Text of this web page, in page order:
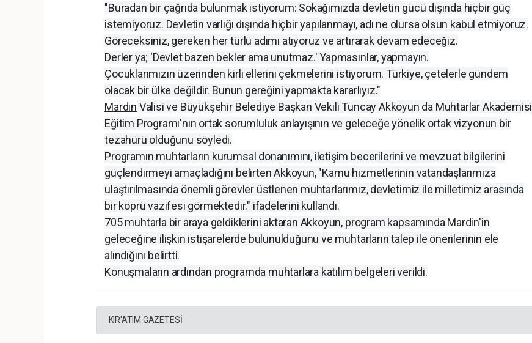
"Buradan bir çağrıda bulunmak istiyorum: Sokağımızda devletin gücü dışında hiçbir güç
istemiyoruz. Devletin varlığı dışında hiçbir yapılanmayı, adı ne olursa olsun kabul etmiyoruz.
Göreceksiniz, gereken her türlü adımı atıyoruz ve artırarak devam edeceğiz.
Derler ya; ‘Devlet bazen bekler ama unutmaz.' Yapmasınlar, yapmayın.
Çocuklarımızın üzerinden kirli ellerini çekmelerini istiyorum. Türkiye, çetelerle gündem
olacak bir ülke değildir. Bunun gereğini yapmakta kararlıyız."
Mardin Valisi ve Büyükşehir Belediye Başkan Vekili Tuncay Akkoyun da Muhtarlar Akademisi
Eğitim Programı'nın ortak sorumluluk anlayışının ve geleceğe yönelik ortak vizyonun bir
tezahürü olduğunu söyledi.
Programın muhtarların kurumsal donanımını, iletişim becerilerini ve mevzuat bilgilerini
güçlendirmeyi amaçladığını belirten Akkoyun, "Kamu hizmetlerinin vatandaşlarımıza
ulaştırılmasında önemli görevler üstlenen muhtarlarımız, devletimiz ile milletimiz arasında
bir köprü vazifesi görmektedir." ifadelerini kullandı.
705 muhtarla bir araya geldiklerini aktaran Akkoyun, program kapsamında Mardin'in
geleceğine ilişkin istişarelerde bulunulduğunu ve muhtarların talep ile önerilerinin ele
alındığını belirtti.
Konuşmaların ardından programda muhtarlara katılım belgeleri verildi.
KIR'ATIM GAZETESİ